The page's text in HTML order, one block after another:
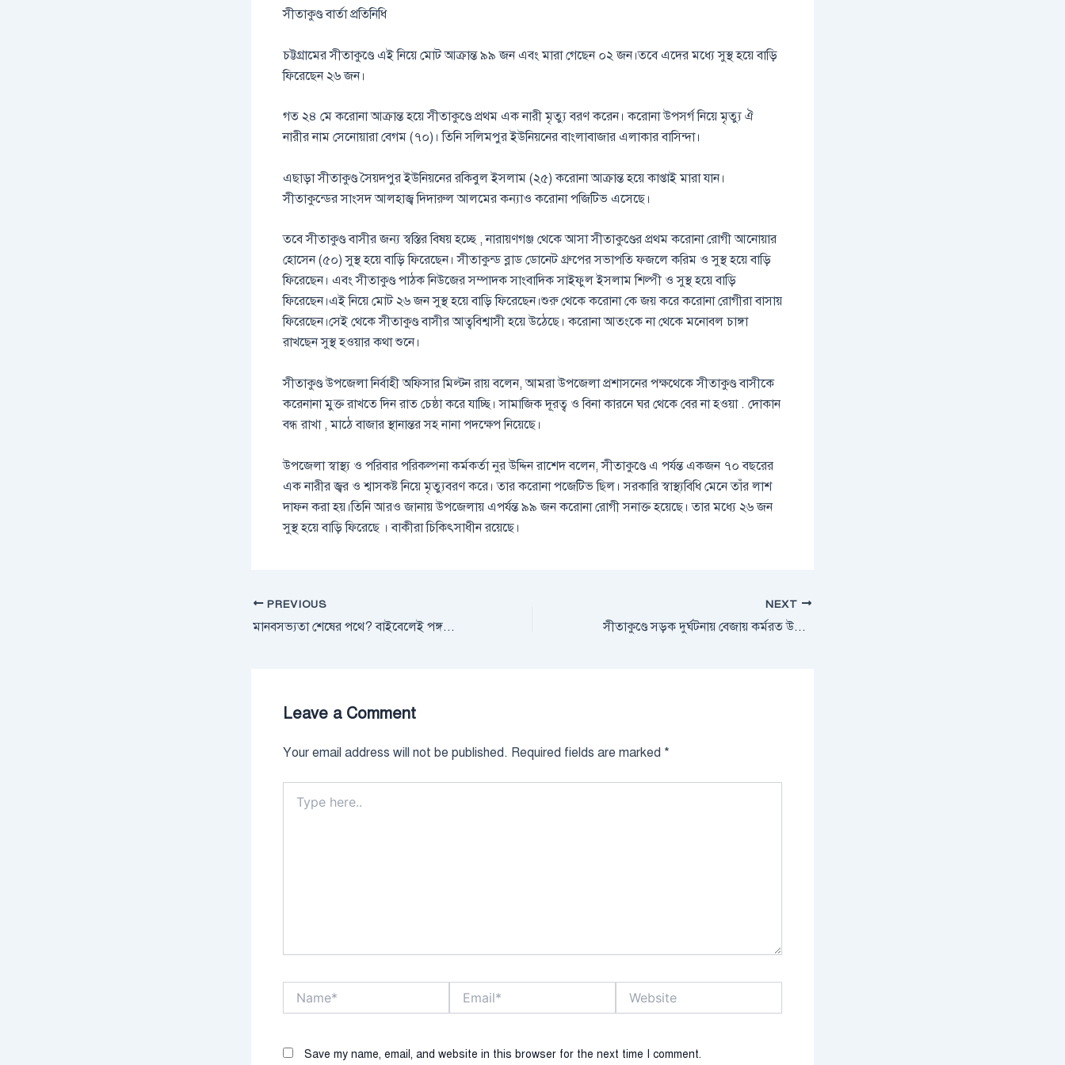
সীতাকুণ্ড বার্তা প্রতিনিধি
চট্টগ্রামের সীতাকুণ্ডে এই নিয়ে মোট আক্রান্ত ৯৯ জন এবং মারা গেছেন ০২ জন।তবে এদের মধ্যে সুস্থ হয়ে বাড়ি
ফিরেছেন ২৬ জন।
গত ২৪ মে করোনা আক্রান্ত হয়ে সীতাকুণ্ডে প্রথম এক নারী মৃত্যু বরণ করেন। করোনা উপসর্গ নিয়ে মৃত্যু ঐ
নারীর নাম সেনোয়ারা বেগম (৭০)। তিনি সলিমপুর ইউনিয়নের বাংলাবাজার এলাকার বাসিন্দা।
এছাড়া সীতাকুণ্ড সৈয়দপুর ইউনিয়নের রকিবুল ইসলাম (২৫) করোনা আক্রান্ত হয়ে কাপ্তাই মারা যান।
সীতাকুন্ডের সাংসদ আলহাজ্ব দিদারুল আলমের কন্যাও করোনা পজিটিভ এসেছে।
তবে সীতাকুণ্ড বাসীর জন্য স্বস্তির বিষয় হচ্ছে , নারায়ণগঞ্জ থেকে আসা সীতাকুণ্ডের প্রথম করোনা রোগী আনোয়ার
হোসেন (৫০) সুস্থ হয়ে বাড়ি ফিরেছেন। সীতাকুন্ড ব্লাড ডোনেট গ্রুপের সভাপতি ফজলে করিম ও সুস্থ হয়ে বাড়ি
ফিরেছেন। এবং সীতাকুণ্ড পাঠক নিউজের সম্পাদক সাংবাদিক সাইফুল ইসলাম শিল্পী ও সুস্থ হয়ে বাড়ি
ফিরেছেন।এই নিয়ে মোট ২৬ জন সুস্থ হয়ে বাড়ি ফিরেছেন।শুরু থেকে করোনা কে জয় করে করোনা রোগীরা বাসায়
ফিরেছেন।সেই থেকে সীতাকুণ্ড বাসীর আত্ববিশ্বাসী হয়ে উঠেছে। করোনা আতংকে না থেকে মনোবল চাঙ্গা
রাখছেন সুস্থ হওয়ার কথা শুনে।
সীতাকুণ্ড উপজেলা নির্বাহী অফিসার মিল্টন রায় বলেন, আমরা উপজেলা প্রশাসনের পক্ষথেকে সীতাকুণ্ড বাসীকে
করেনানা মুক্ত রাখতে দিন রাত চেষ্ঠা করে যাচ্ছি। সামাজিক দূরত্ব ও বিনা কারনে ঘর থেকে বের না হওয়া . দোকান
বন্ধ রাখা , মাঠে বাজার স্থানান্তর সহ নানা পদক্ষেপ নিয়েছে।
উপজেলা স্বাস্থ্য ও পরিবার পরিকল্পনা কর্মকর্তা নুর উদ্দিন রাশেদ বলেন, সীতাকুণ্ডে এ পর্যন্ত একজন ৭০ বছরের
এক নারীর জ্বর ও শ্বাসকষ্ট নিয়ে মৃত্যুবরণ করে। তার করোনা পজেটিভ ছিল। সরকারি স্বাস্থ্যবিধি মেনে তাঁর লাশ
দাফন করা হয়।তিনি আরও জানায় উপজেলায় এপর্যন্ত ৯৯ জন করোনা রোগী সনাক্ত হয়েছে। তার মধ্যে ২৬ জন
সুস্থ হয়ে বাড়ি ফিরেছে । বাকীরা চিকিৎসাধীন রয়েছে।
PREVIOUS
মানবসভ্যতা শেষের পথে? বাইবেলেই পঙ্গপাল নিয়ে অশনি সঙ্কেত রয়েছে৷ বাইবেল অনুযায়ী, পঙ্গপালের আসা মানে পৃথিবীর শেষের ইঙ্গিত৷
NEXT
সীতাকুণ্ডে সড়ক দুর্ঘটনায় বেজায় কর্মরত উপসচিব ও সহকারী সচিব আহত
Leave a Comment
Your email address will not be published. Required fields are marked *
here..
Save my name, email, and website in this browser for the next time I comment.